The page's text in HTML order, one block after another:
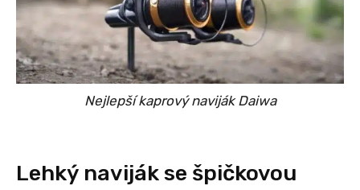
Nejlepší kaprový naviják Daiwa
Lehký naviják se špičkovou